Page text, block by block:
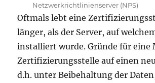
Netzwerkrichtlinienserver (NPS)
Oftmals lebt eine
länger, als der Server, auf
installiert wurde. Gründe für eine
Zertifizierungsstelle auf einen
d.h. unter Beibehaltung der